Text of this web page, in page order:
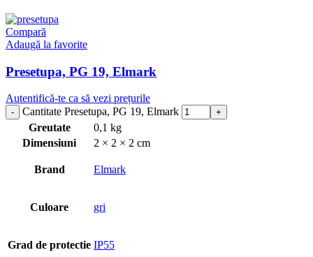
Compară
Adaugă la favorite
Presetupa, PG 19, Elmark
Autentifică-te ca să vezi prețurile
Cantitate Presetupa, PG 19, Elmark
Greutate
0,1 kg
Dimensiuni
2 × 2 × 2 cm
Brand Elmark
Culoare gri
Grad de protectie IP55